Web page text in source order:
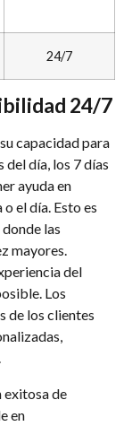
24/7
24/7
capacidad para
del día, los 7 días
ayuda en
el día. Esto es
las
mayores.
del
Los
de los clientes
exitosa de
en